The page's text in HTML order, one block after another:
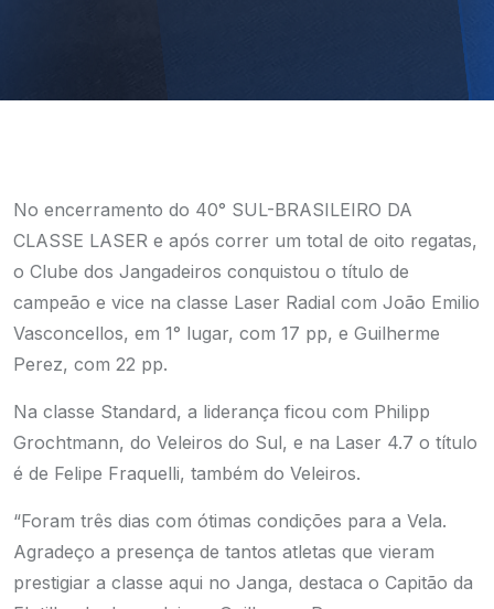
No encerramento do 40° SUL-BRASILEIRO DA
CLASSE LASER e após correr um total de oito regatas,
o Clube dos Jangadeiros conquistou o título de
campeão e vice na classe Laser Radial com João Emilio
Vasconcellos, em 1° lugar, com 17 pp, e Guilherme
Perez, com 22 pp.
Na classe Standard, a liderança ficou com Philipp
Grochtmann, do Veleiros do Sul, e na Laser 4.7 o título
é de Felipe Fraquelli, também do Veleiros.
“Foram três dias com ótimas condições para a Vela.
Agradeço a presença de tantos atletas que vieram
prestigiar a classe aqui no Janga, destaca o Capitão da